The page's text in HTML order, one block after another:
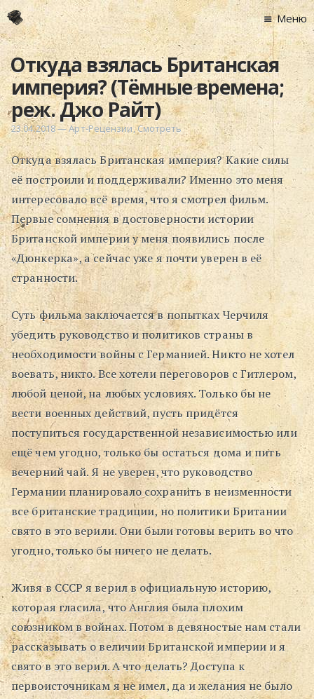
Главная
Новости
Графоманство
* Автотекст
*
* Хронограф
Арт-Рецензии
* Слушать
* Смотреть
* Читать
* По жизни
Блог
⋅
Поиск
Меню
Откуда взялась Британская
империя? (Тёмные времена;
реж. Джо Райт)
23.04.2018—Арт-Рецензии,Смотреть
Откуда взялась Британская империя? Какие силы
её построили и поддерживали? Именно это меня
интересовало всё время, что я смотрел фильм.
Первые сомнения в достоверности истории
Британской империи у меня появились после
«Дюнкерка», а сейчас уже я почти уверен в её
странности.
Суть фильма заключается в попытках Черчиля
убедить руководство и политиков страны в
необходимости войны с Германией. Никто не хотел
воевать, никто. Все хотели переговоров с Гитлером,
любой ценой, на любых условиях. Только бы не
вести военных действий, пусть придётся
поступиться государственной независимостью или
ещё чем угодно, только бы остаться дома и пить
вечерний чай. Я не уверен, что руководство
Германии планировало сохранить в неизменности
все британские традиции, но политики Британии
свято в это верили. Они были готовы верить во что
угодно, только бы ничего не делать.
Живя в СССР я верил в официальную историю,
которая гласила, что Англия была плохим
союзником в войнах. Потом в девяностые нам стали
рассказывать о величии Британской империи и я
свято в это верил. А что делать? Доступа к
первоисточникам я не имел, да и желания не было